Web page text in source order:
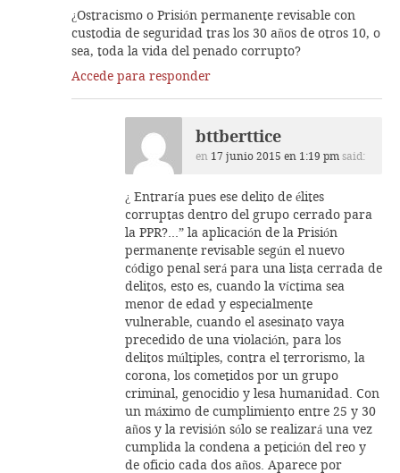
¿Ostracismo o Prisión permanente revisable con
custodia de seguridad tras los 30 años de otros 10, o
sea, toda la vida del penado corrupto?
Accede para responder
bttberttice
en 17 junio 2015 en 1:19 pm said:
¿ Entraría pues ese delito de élites
corruptas dentro del grupo cerrado para
la PPR?…” la aplicación de la Prisión
permanente revisable según el nuevo
código penal será para una lista cerrada de
delitos, esto es, cuando la víctima sea
menor de edad y especialmente
vulnerable, cuando el asesinato vaya
precedido de una violación, para los
delitos múltiples, contra el terrorismo, la
corona, los cometidos por un grupo
criminal, genocidio y lesa humanidad. Con
un máximo de cumplimiento entre 25 y 30
años y la revisión sólo se realizará una vez
cumplida la condena a petición del reo y
de oficio cada dos años. Aparece por